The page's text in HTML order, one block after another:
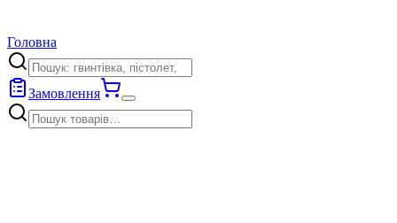
Головна
Замовлення